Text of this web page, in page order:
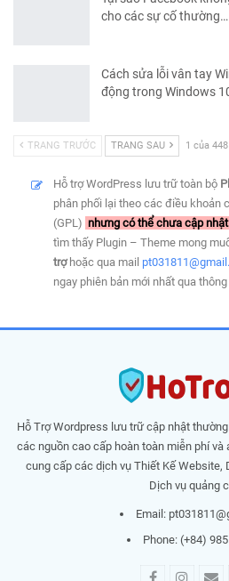
cho các sự cố thường…
Cách sửa lỗi vân tay
động trong Windows
TRANG TRƯỚC TRANG SAU 1 của 448
Hỗ trợ WordPress lưu trữ toàn bộ
phân phối lại theo các điều khoản
(GPL) nhưng có thể chưa cập
tìm thấy Plugin – Theme mong
trợhoặc qua mail
ngay phiên bản mới nhất qua
Hỗ Trợ Wordpress lưu trữ cập nhật
các nguồn cao cấp hoàn toàn miễn phí và
cung cấp các dịch vụ Thiết Kế Website,
Dịch vụ quảng
Email:
Phone: (+84)